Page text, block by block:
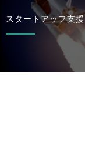
スタートアップ支援